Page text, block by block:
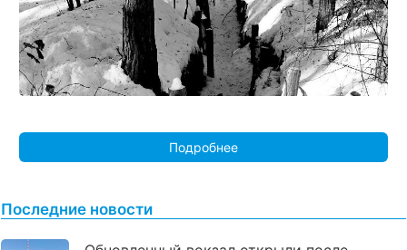
Подробнее
Последние новости